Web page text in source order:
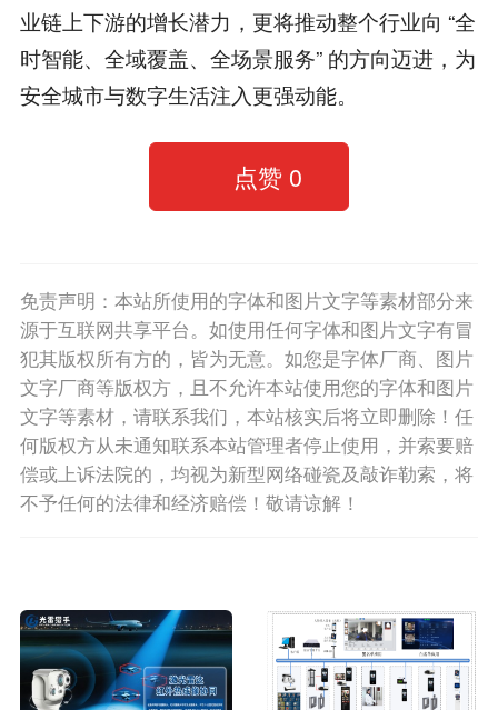
业链上下游的增长潜力，更将推动整个行业向 “全
时智能、全域覆盖、全场景服务” 的方向迈进，为
安全城市与数字生活注入更强动能。
点赞 0
免责声明：本站所使用的字体和图片文字等素材部分来
源于互联网共享平台。如使用任何字体和图片文字有冒
犯其版权所有方的，皆为无意。如您是字体厂商、图片
文字厂商等版权方，且不允许本站使用您的字体和图片
文字等素材，请联系我们，本站核实后将立即删除！任
何版权方从未通知联系本站管理者停止使用，并索要赔
偿或上诉法院的，均视为新型网络碰瓷及敲诈勒索，将
不予任何的法律和经济赔偿！敬请谅解！